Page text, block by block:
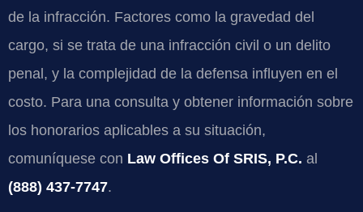
de la infracción. Factores como la gravedad del
cargo, si se trata de una infracción civil o un delito
penal, y la complejidad de la defensa influyen en el
costo. Para una consulta y obtener información sobre
los honorarios aplicables a su situación,
comuníquese con Law Offices Of SRIS, P.C. al
(888) 437-7747.